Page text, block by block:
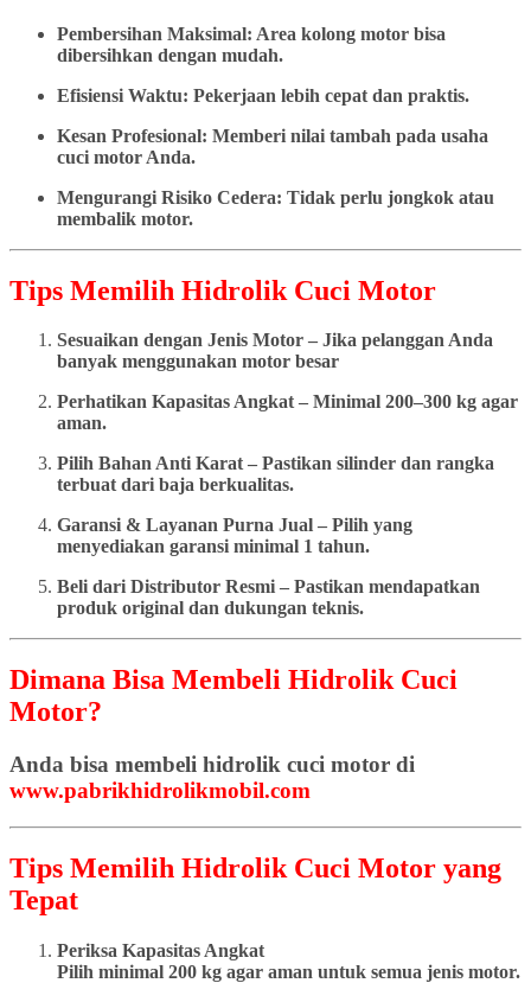
Pembersihan Maksimal: Area kolong motor bisa
dibersihkan dengan mudah.
Efisiensi Waktu: Pekerjaan lebih cepat dan praktis.
Kesan Profesional: Memberi nilai tambah pada usaha
cuci motor Anda.
Mengurangi Risiko Cedera: Tidak perlu jongkok atau
membalik motor.
Tips Memilih Hidrolik Cuci Motor
Sesuaikan dengan Jenis Motor – Jika pelanggan Anda
banyak menggunakan motor besar
Perhatikan Kapasitas Angkat – Minimal 200–300 kg agar
aman.
Pilih Bahan Anti Karat – Pastikan silinder dan rangka
terbuat dari baja berkualitas.
Garansi & Layanan Purna Jual – Pilih yang
menyediakan garansi minimal 1 tahun.
Beli dari Distributor Resmi – Pastikan mendapatkan
produk original dan dukungan teknis.
Dimana Bisa Membeli Hidrolik Cuci
Motor?
Anda bisa membeli hidrolik cuci motor di
www.pabrikhidrolikmobil.com
Tips Memilih Hidrolik Cuci Motor yang
Tepat
Periksa Kapasitas Angkat
Pilih minimal 200 kg agar aman untuk semua jenis motor.